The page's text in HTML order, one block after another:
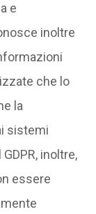
e
inoltre
che lo
la
sistemi
inoltre,
essere